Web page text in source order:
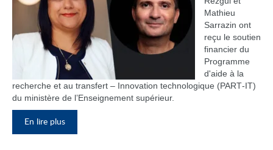
Mathieu
Sarrazin ont
reçu le soutien
financier du
Programme
d'aide à la
recherche et au transfert – Innovation technologique (PART‑IT)
du ministère de l’Enseignement supérieur.
En lire plus